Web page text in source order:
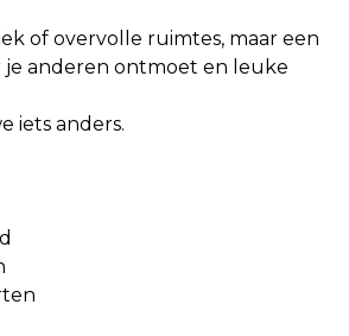
of overvolle ruimtes, maar een
je anderen ontmoet en leuke
iets anders.